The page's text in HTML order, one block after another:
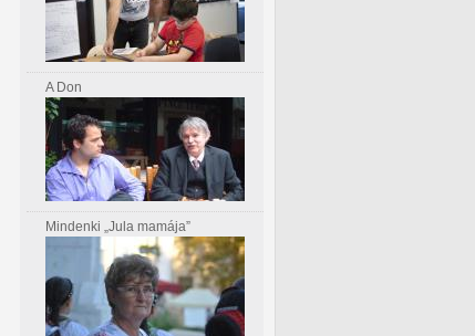
A Don
Mindenki „Jula mamája”